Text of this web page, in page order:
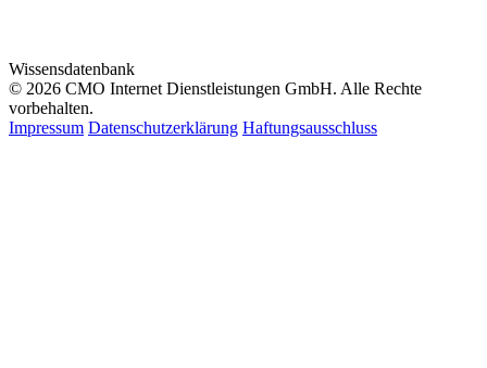
Wissensdatenbank
© 2026 CMO Internet Dienstleistungen GmbH. Alle Rechte
vorbehalten.
Impressum Datenschutzerklärung Haftungsausschluss